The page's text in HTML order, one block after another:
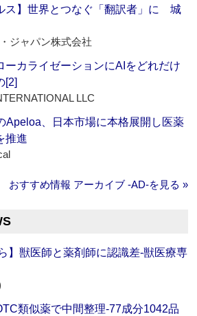
ス】世界とつなぐ「翻訳者」に 城
ジャパン株式会社
ーカライゼーションにAIをどれだけ
[2]
LLC
Apeloa、日本市場に本格展開し医薬
推進
おすすめ情報 アーカイブ ‐AD‐を見る »
】獣医師と薬剤師に認識差‐獣医療専
類似薬で中間整理‐77成分1042品